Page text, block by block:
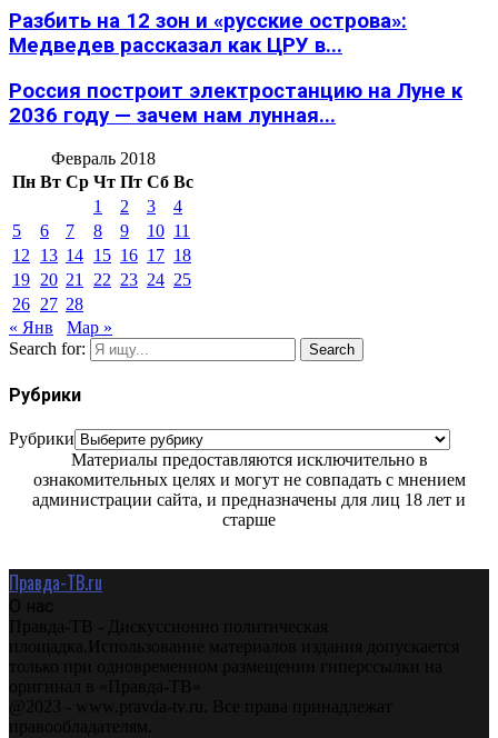
Разбить на 12 зон и «русские острова»:
Медведев рассказал как ЦРУ в...
Россия построит электростанцию на Луне к
2036 году — зачем нам лунная...
Февраль 2018
Пн Вт Ср Чт Пт Сб Вс
1
2 3
4
5
6 7 8 9 10 11
12
13 14 15 16 17 18
19 20 21 22 23 24 25
26 27 28
« Янв
Мар »
Search for:
Search
Рубрики
Рубрики
Материалы предоставляются исключительно в
ознакомительных целях и могут не совпадать с мнением
администрации сайта, и предназначены для лиц 18 лет и
старше
Правда-ТВ.ru
О нас
Правда-ТВ - Дискуссионно политическая
площадка.Использование материалов издания допускается
только при одновременном размещении гиперссылки на
оригинал в «Правда-ТВ»
@2023 - www.pravda-tv.ru. Все права принадлежат
правообладателям.